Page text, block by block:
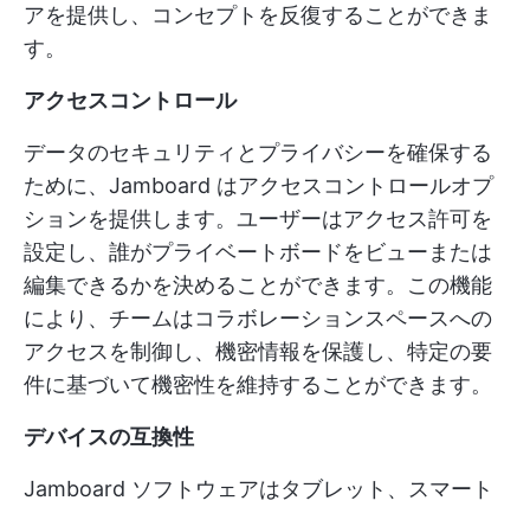
アを提供し、コンセプトを反復することができま
す。
アクセスコントロール
データのセキュリティとプライバシーを確保する
ために、Jamboard はアクセスコントロールオプ
ションを提供します。ユーザーはアクセス許可を
設定し、誰がプライベートボードをビューまたは
編集できるかを決めることができます。この機能
により、チームはコラボレーションスペースへの
アクセスを制御し、機密情報を保護し、特定の要
件に基づいて機密性を維持することができます。
デバイスの互換性
Jamboard ソフトウェアはタブレット、スマート